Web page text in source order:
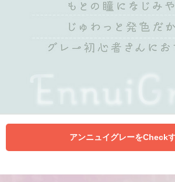
アンニュイグレーをCheck